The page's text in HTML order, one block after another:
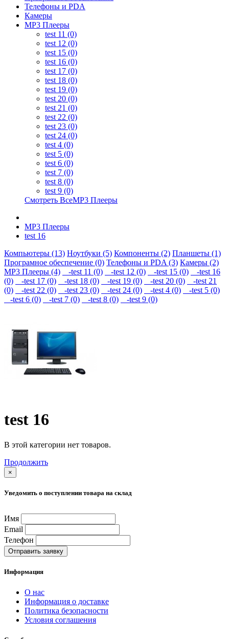
Телефоны и PDA
Камеры
MP3 Плееры
test 11 (0)
test 12 (0)
test 15 (0)
test 16 (0)
test 17 (0)
test 18 (0)
test 19 (0)
test 20 (0)
test 21 (0)
test 22 (0)
test 23 (0)
test 24 (0)
test 4 (0)
test 5 (0)
test 6 (0)
test 7 (0)
test 8 (0)
test 9 (0)
Смотреть ВсеMP3 Плееры
MP3 Плееры
test 16
Компьютеры (13) Ноутбуки (5) Компоненты (2) Планшеты (1)
Програмное обеспечение (0) Телефоны и PDA (3) Камеры (2)
MP3 Плееры (4)
-test 11 (0) -test 12 (0) -test 15 (0)
-test 16
(0)
-test 17 (0) -test 18 (0) -test 19 (0) -test 20 (0)
-test 21
(0)
-test 22 (0) -test 23 (0) -test 24 (0) -test 4 (0)
-test 5 (0)
-test 6 (0)
-test 7 (0) -test 8 (0) -test 9 (0)
test 16
В этой категории нет товаров.
Продолжить
×
Уведомить о поступлении товара на склад
Имя
Email
Телефон
Отправить заявку
Информация
О нас
Информация о доставке
Политика безопасности
Условия соглашения